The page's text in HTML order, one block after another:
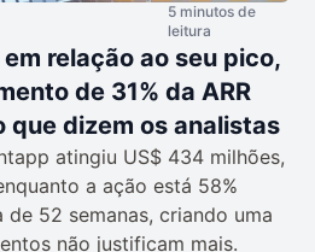
5 minutos de
leitura
relação ao seu pico,
de 31% da ARR
que dizem os analistas
atingiu US$ 434 milhões,
a ação está 58%
52 semanas, criando uma
não justificam mais.